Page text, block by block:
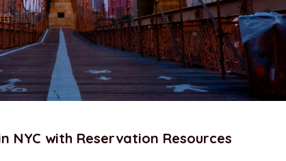
NYC with Reservation Resources